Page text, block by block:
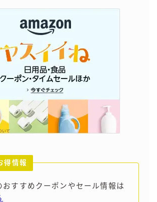
得情報
おすすめクーポンやセール情報は